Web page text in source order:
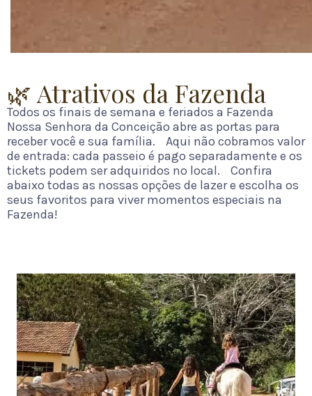
🌿 Atrativos da Fazenda
Todos os finais de semana e feriados a Fazenda
Nossa Senhora da Conceição abre as portas para
receber você e sua família. Aqui não cobramos valor
de entrada: cada passeio é pago separadamente e os
tickets podem ser adquiridos no local. Confira
abaixo todas as nossas opções de lazer e escolha os
seus favoritos para viver momentos especiais na
Fazenda!